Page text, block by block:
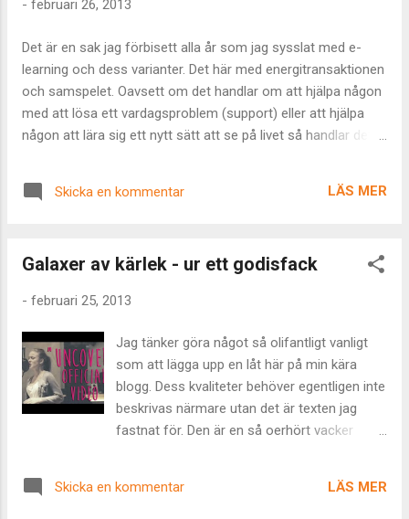
mig in på varför utan snarare konkludera att
oss ner här när Den Lille blivit större. Om
vintrarna. Visst – det är bara löst snack och
en vag plan – annars hade det ju knappast
varit någon tjusning. Alls. Men jag vet.
Sådetså. I går hade jag nöjet att uppleva en
kategorin ”sådant som aldrig händer”. Ni vet
som delar sig,...
- februari 26, 2013
Det är en sak jag förbisett alla år som jag sysslat med e-
learning och dess varianter. Det här med energitransaktionen
och samspelet. Oavsett om det handlar om att hjälpa någon
med att lösa ett vardagsproblem (support) eller att hjälpa
någon att lära sig ett nytt sätt att se på livet så handlar det
rigida tankeställningar i huvudet på sinnen som kommer att
människoförakt och härskartekniker vilket egentligen inte har
spelar in en film – en guide – för att hjälpa någon och gör
denna tillgänglig för en okänd massa människor; hur skiljer
sig energispelet i det scenariot från vad som händer när man
hjälper någon via telefon eller på plats en människa till
människa? Och så vidare, och så vidare. Att prata rätt ...
Skicka en kommentar LÄS MER
Galaxer av kärlek - ur ett godisfack
- februari 25, 2013
Jag tänker göra något så olifantligt vanligt
som att lägga upp en låt här på min kära
blogg. Dess kvaliteter behöver egentligen inte
beskrivas närmare utan det är texten jag
fastnat för. Den är en så oerhört vacker
nämligen när kärleken – den rent ljudande
Skicka en kommentar LÄS MER